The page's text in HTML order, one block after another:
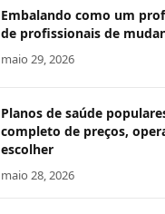
Embalando como um
de profissionais de
maio 29, 2026
Planos de saúde
completo de preços,
escolher
maio 28, 2026